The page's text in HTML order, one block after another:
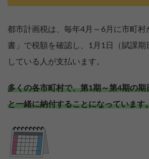
都市計画税は、毎年4月～6月に市町村
書」で税額を確認し、1月1日（賦課期
している人が支払います。
多くの各市町村で、第1期～第4期の期
と一緒に納付することになっています